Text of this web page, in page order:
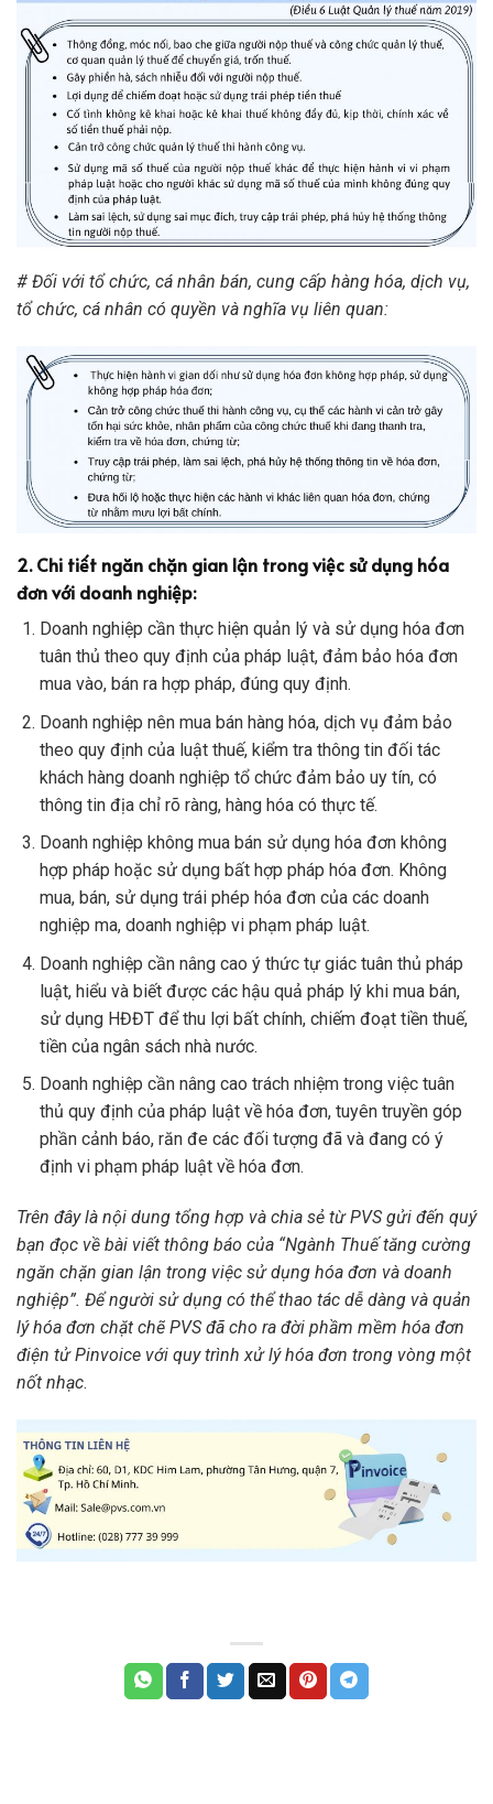
# Đối với tổ chức, cá nhân bán, cung cấp hàng hóa, dịch vụ,
tổ chức, cá nhân có quyền và nghĩa vụ liên quan:
2.Chi tiết ngăn chặn gian lận trong việc sử dụng hóa
đơn với doanh nghiệp:
Doanh nghiệp cần thực hiện quản lý và sử dụng hóa đơn
tuân thủ theo quy định của pháp luật, đảm bảo hóa đơn
mua vào, bán ra hợp pháp, đúng quy định.
Doanh nghiệp nên mua bán hàng hóa, dịch vụ đảm bảo
theo quy định của luật thuế, kiểm tra thông tin đối tác
khách hàng doanh nghiệp tổ chức đảm bảo uy tín, có
thông tin địa chỉ rõ ràng, hàng hóa có thực tế.
Doanh nghiệp không mua bán sử dụng hóa đơn không
hợp pháp hoặc sử dụng bất hợp pháp hóa đơn. Không
mua, bán, sử dụng trái phép hóa đơn của các doanh
nghiệp ma, doanh nghiệp vi phạm pháp luật.
Doanh nghiệp cần nâng cao ý thức tự giác tuân thủ pháp
luật, hiểu và biết được các hậu quả pháp lý khi mua bán,
sử dụng HĐĐT để thu lợi bất chính, chiếm đoạt tiền thuế,
tiền của ngân sách nhà nước.
Doanh nghiệp cần nâng cao trách nhiệm trong việc tuân
thủ quy định của pháp luật về hóa đơn, tuyên truyền góp
phần cảnh báo, răn đe các đối tượng đã và đang có ý
định vi phạm pháp luật về hóa đơn.
Trên đây là nội dung tổng hợp và chia sẻ từ PVS gửi đến quý
bạn đọc về bài viết thông báo của “Ngành Thuế tăng cường
ngăn chặn gian lận trong việc sử dụng hóa đơn và doanh
nghiệp”. Để người sử dụng có thể thao tác dễ dàng và quản
lý hóa đơn chặt chẽ PVS đã cho ra đời phầm mềm hóa đơn
điện tử Pinvoice với quy trình xử lý hóa đơn trong vòng một
nốt nhạc.